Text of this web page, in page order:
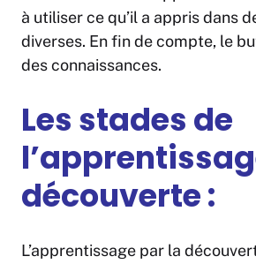
à utiliser ce qu’il a appris dans
diverses. En fin de compte, le
des connaissances.
Les stades de
découverte :
L’apprentissage par la